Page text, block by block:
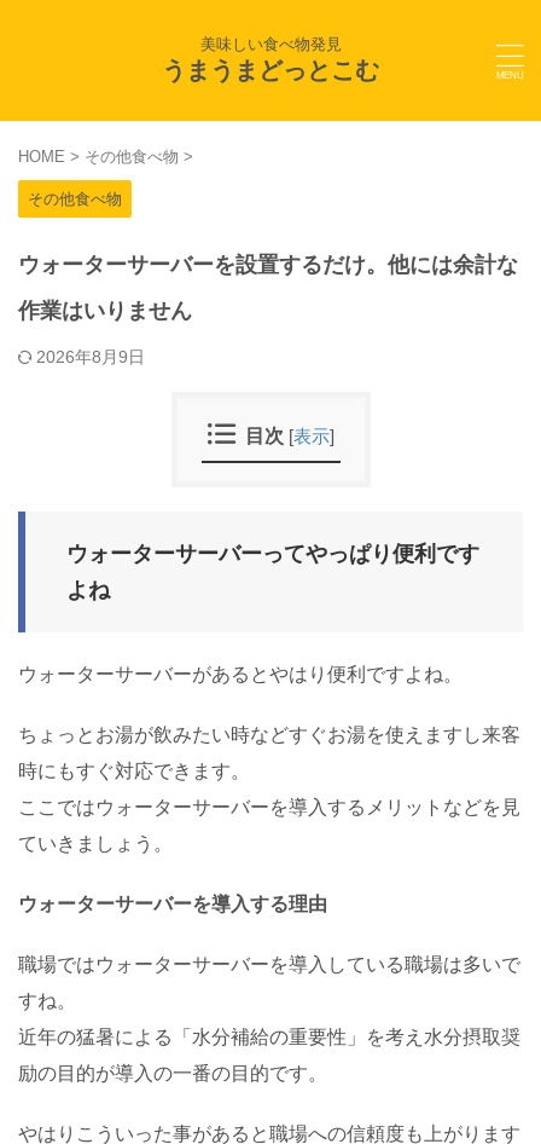
美味しい食べ物発見
うまうまどっとこむ
HOME > その他食べ物 >
その他食べ物
ウォーターサーバーを設置するだけ。他には余計な
作業はいりません
2026年8月9日
目次 [表示]
ウォーターサーバーってやっぱり便利です
よね
ウォーターサーバーがあるとやはり便利ですよね。
ちょっとお湯が飲みたい時などすぐお湯を使えますし来客
時にもすぐ対応できます。
ここではウォーターサーバーを導入するメリットなどを見
ていきましょう。
ウォーターサーバーを導入する理由
職場ではウォーターサーバーを導入している職場は多いで
すね。
近年の猛暑による「水分補給の重要性」を考え水分摂取奨
励の目的が導入の一番の目的です。
やはりこういった事があると職場への信頼度も上がります